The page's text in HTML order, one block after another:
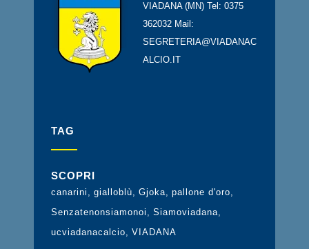
VIADANA (MN) Tel: 0375
362032 Mail:
SEGRETERIA@VIADANAC
ALCIO.IT
TAG
SCOPRI
canarini gialloblù Gjoka pallone d'oro
Senzatenonsiamonoi
Siamoviadana
ucviadanacalcio
VIADANA